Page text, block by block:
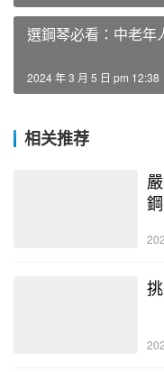
選鋼琴必看：中老年
2024 年 3 月 5 日 pm 12:38
相关推荐